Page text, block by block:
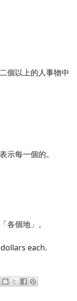
個以上的人事物中
示每一個的。
各個地」。
each.